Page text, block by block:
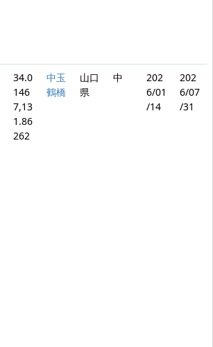
34.0
146
7,13
1.86
262
中玉
鶴橋
山口
県
中
202
6/01
/14
202
6/07
/31